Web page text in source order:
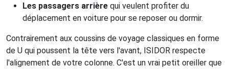
Les passagers arrière qui veulent profiter du
déplacement en voiture pour se reposer ou dormir.
Contrairement aux coussins de voyage classiques en forme
de U qui poussent la tête vers l'avant, ISIDOR respecte
l'alignement de votre colonne. C'est un vrai petit oreiller que